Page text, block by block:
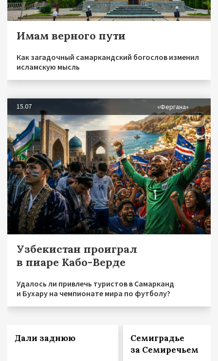
Имам верного пути
Как загадочный самаркандский богослов изменил
исламскую мысль
15.07 «Фергана»
Узбекистан проиграл
в пиаре Кабо-Верде
Удалось ли привлечь туристов в Самарканд
и Бухару на чемпионате мира по футболу?
Дали заднюю
Семиградье
за Семиречьем